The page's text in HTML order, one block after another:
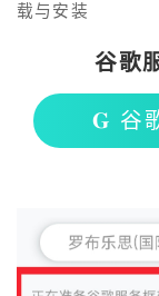
载与安装
谷歌
𝐆 谷